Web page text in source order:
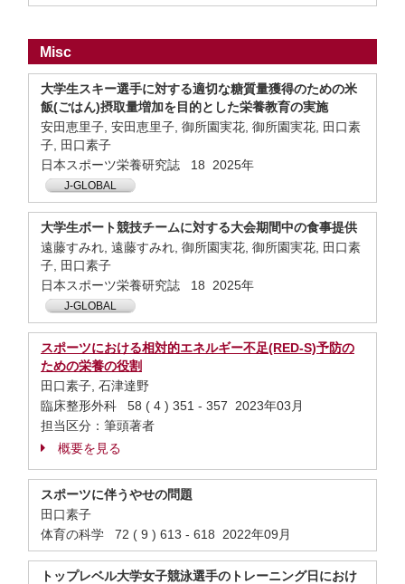
Misc
大学生スキー選手に対する適切な糖質量獲得のための米
飯(ごはん)摂取量増加を目的とした栄養教育の実施
安田恵里子, 安田恵里子, 御所園実花, 御所園実花, 田口素
子, 田口素子
日本スポーツ栄養研究誌 18 2025年
J-GLOBAL
大学生ボート競技チームに対する大会期間中の食事提供
遠藤すみれ, 遠藤すみれ, 御所園実花, 御所園実花, 田口素
子, 田口素子
日本スポーツ栄養研究誌 18 2025年
J-GLOBAL
スポーツにおける相対的エネルギー不足(RED-S)予防の
ための栄養の役割
田口素子, 石津達野
臨床整形外科 58 ( 4 ) 351 - 357 2023年03月
担当区分：筆頭著者
概要を見る
スポーツに伴うやせの問題
田口素子
体育の科学 72 ( 9 ) 613 - 618 2022年09月
トップレベル大学女子競泳選手のトレーニング日におけ